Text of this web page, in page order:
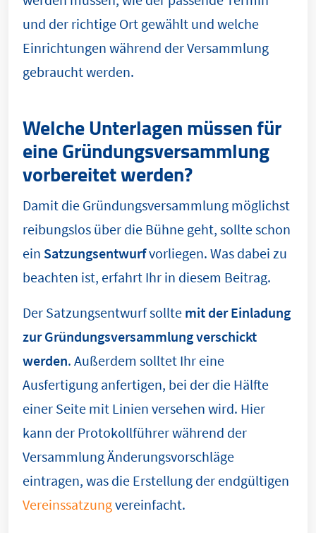
und der richtige Ort gewählt und welche
Einrichtungen während der Versammlung
gebraucht werden.
Welche Unterlagen müssen für
eine Gründungsversammlung
vorbereitet werden?
Damit die Gründungsversammlung möglichst
reibungslos über die Bühne geht, sollte schon
ein Satzungsentwurfvorliegen. Was dabei zu
beachten ist, erfahrt Ihr in diesem Beitrag.
Der Satzungsentwurf sollte mit der Einladung
zur Gründungsversammlung verschickt
werden. Außerdem solltet Ihr eine
Ausfertigung anfertigen, bei der die Hälfte
einer Seite mit Linien versehen wird. Hier
kann der Protokollführer während der
Versammlung Änderungsvorschläge
eintragen, was die Erstellung der endgültigen
Vereinssatzungvereinfacht.